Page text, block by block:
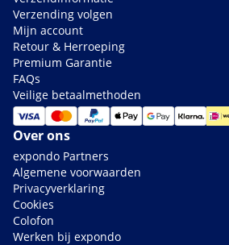
Verzending volgen
Mijn account
Retour & Herroeping
Premium Garantie
FAQs
Veilige betaalmethoden
Over ons
expondo Partners
Algemene voorwaarden
Privacyverklaring
Cookies
Colofon
Werken bij expondo